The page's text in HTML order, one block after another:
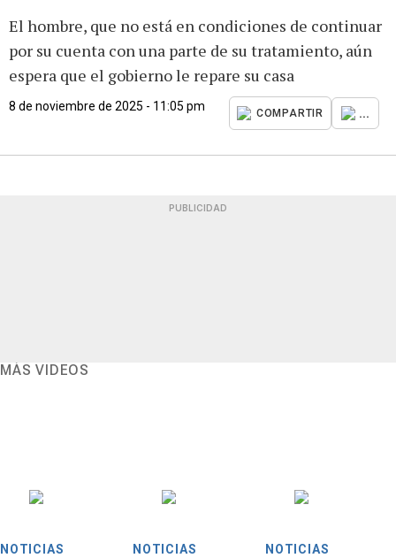
El hombre, que no está en condiciones de continuar
por su cuenta con una parte de su tratamiento, aún
espera que el gobierno le repare su casa
8 de noviembre de 2025 - 11:05 pm
COMPARTIR ...
PUBLICIDAD
MÁS VIDEOS
NOTICIAS NOTICIAS NOTICIAS